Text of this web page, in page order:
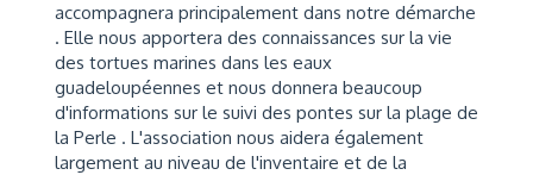
accompagnera principalement dans notre démarche
. Elle nous apportera des connaissances sur la vie
des tortues marines dans les eaux
guadeloupéennes et nous donnera beaucoup
d'informations sur le suivi des pontes sur la plage de
la Perle . L'association nous aidera également
largement au niveau de l'inventaire et de la